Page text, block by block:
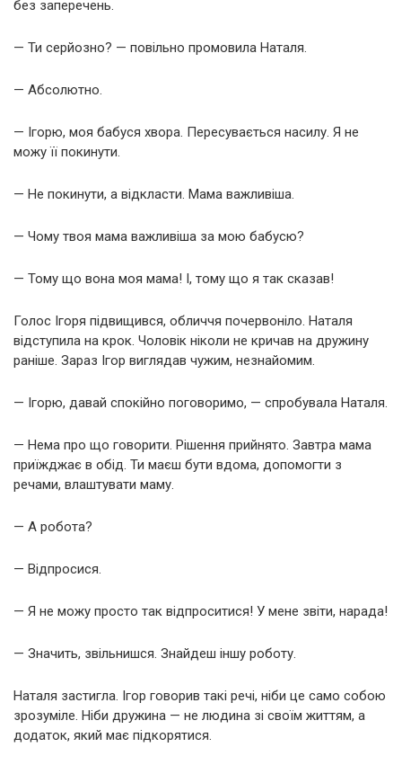
без заперечень.
— Ти серйозно? — повільно промовила Наталя.
— Абсолютно.
— Ігорю, моя бабуся хвора. Пересувається насилу. Я не
можу її покинути.
— Не покинути, а відкласти. Мама важливіша.
— Чому твоя мама важливіша за мою бабусю?
— Тому що вона моя мама! І, тому що я так сказав!
Голос Ігоря підвищився, обличчя почервоніло. Наталя
відступила на крок. Чоловік ніколи не кричав на дружину
раніше. Зараз Ігор виглядав чужим, незнайомим.
— Ігорю, давай спокійно поговоримо, — спробувала Наталя.
— Нема про що говорити. Рішення прийнято. Завтра мама
приїжджає в обід. Ти маєш бути вдома, допомогти з
речами, влаштувати маму.
— А робота?
— Відпросися.
— Я не можу просто так відпроситися! У мене звіти, нарада!
— Значить, звільнишся. Знайдеш іншу роботу.
Наталя застигла. Ігор говорив такі речі, ніби це само собою
зрозуміле. Ніби дружина — не людина зі своїм життям, а
додаток, який має підкорятися.